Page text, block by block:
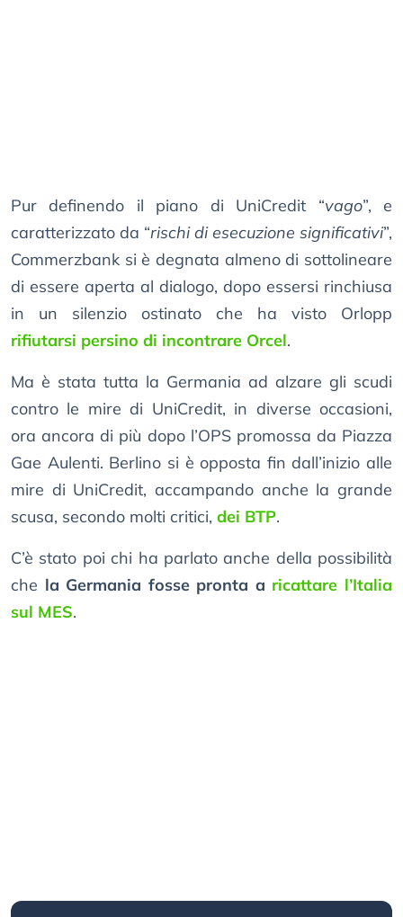
Pur definendo il piano di UniCredit “vago”, e
caratterizzato da “rischi di esecuzione significativi”,
Commerzbank si è degnata almeno di sottolineare
di essere aperta al dialogo, dopo essersi rinchiusa
in un silenzio ostinato che ha visto Orlopp
rifiutarsi persino di incontrare Orcel.
Ma è stata tutta la Germania ad alzare gli scudi
contro le mire di UniCredit, in diverse occasioni,
ora ancora di più dopo l’OPS promossa da Piazza
Gae Aulenti. Berlino si è opposta fin dall’inizio alle
mire di UniCredit, accampando anche la grande
scusa, secondo molti critici, dei BTP.
C’è stato poi chi ha parlato anche della possibilità
che la Germania fosse pronta a ricattare l’Italia
sul MES.